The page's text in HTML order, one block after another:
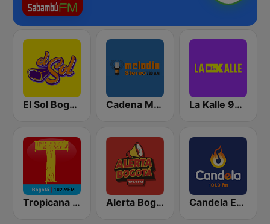
El Sol Bogotá Cadena Melodia 730 AM La Kalle 96.9 FM
Tropicana Bogotá Alerta Bogotá 104.4 FM Candela Estereo 101.9 FM